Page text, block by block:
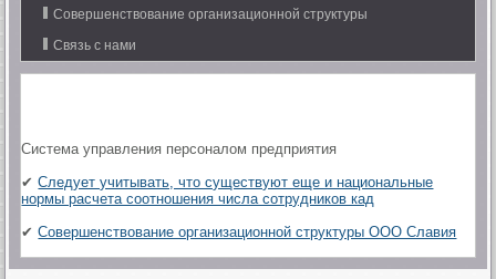
Совершенствование организационной структуры
Связь с нами
Система управления персоналом предприятия
✔Следует учитывать, что существуют еще и национальные
нормы расчета соотношения числа сотрудников кад
✔Совершенствование организационной структуры ООО Славия